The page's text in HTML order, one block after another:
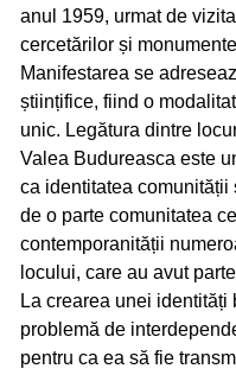
anul 1959, urmat de
cercetărilor și
Manifestarea se
științifice, fiind o
unic. Legătura dintre
Valea Budureasca este
ca identitatea comunității
de o parte comunitatea
contemporanității
locului, care au avut
La crearea unei
problemă de
pentru ca ea să fie